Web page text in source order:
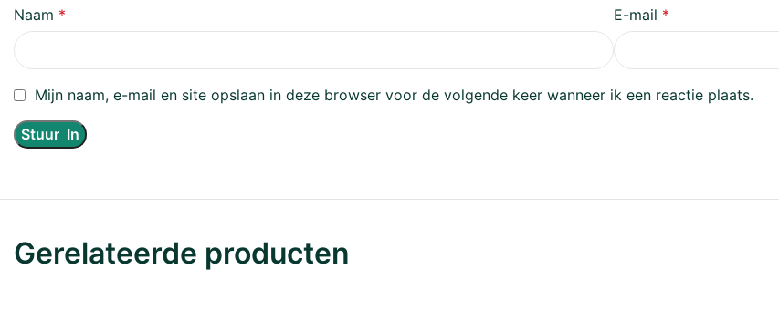
Naam * E-mail *
Mijn naam, e-mail en site opslaan in deze browser voor de volgende keer wanneer ik een reactie plaats.
Gerelateerde producten